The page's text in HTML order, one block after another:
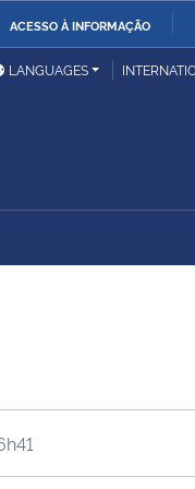
ACESSO À INFORMAÇÃO
das Relações
LANGUAGES